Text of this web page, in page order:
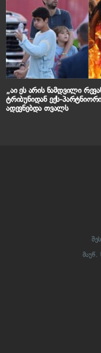
„აი ეს არის ნამდვილი
ტრიბუნიდან ექს-
ადევნებდა თვალს
მაუწ.